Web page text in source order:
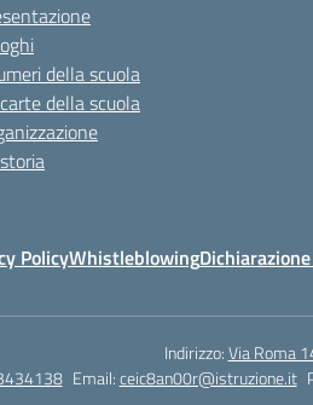
della scuola
della scuola
PolicyWhistleblowing
Indirizzo:Via Roma
Email:ceic8an00r@istruzione.it